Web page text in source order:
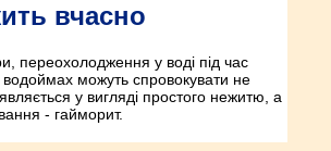
вчасно
переохолодження у воді під час
можуть спровокувати не
у вигляді простого нежитю, а
- гайморит.